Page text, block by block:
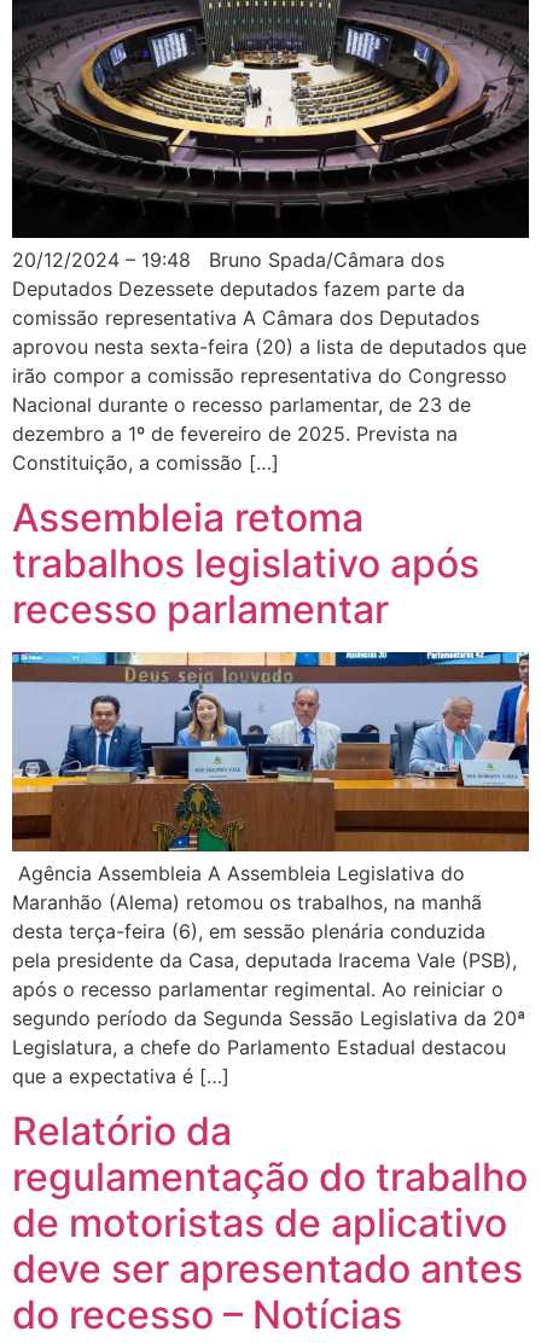
20/12/2024 – 19:48 Bruno Spada/Câmara dos
Deputados Dezessete deputados fazem parte da
comissão representativa A Câmara dos Deputados
aprovou nesta sexta-feira (20) a lista de deputados que
irão compor a comissão representativa do Congresso
Nacional durante o recesso parlamentar, de 23 de
dezembro a 1º de fevereiro de 2025. Prevista na
Constituição, a comissão […]
Assembleia retoma
trabalhos legislativo após
recesso parlamentar
Agência Assembleia A Assembleia Legislativa do
Maranhão (Alema) retomou os trabalhos, na manhã
desta terça-feira (6), em sessão plenária conduzida
pela presidente da Casa, deputada Iracema Vale (PSB),
após o recesso parlamentar regimental. Ao reiniciar o
segundo período da Segunda Sessão Legislativa da 20ª
Legislatura, a chefe do Parlamento Estadual destacou
que a expectativa é […]
Relatório da
regulamentação do trabalho
de motoristas de aplicativo
deve ser apresentado antes
do recesso – Notícias